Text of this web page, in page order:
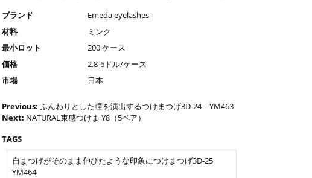
ブランド
Emeda eyelashes
材料
ミンク
最小ロット
200 ケース
価格
2.8-6ドル/ケース
市場
日本
Previous: ふんわりとした瞳を演出するつけまつげ3D-24 YM463
Next: NATURAL束感つけま Y8（5ペア）
TAGS
自まつげがそのまま伸びたような印象につけまつげ3D-25
YM464